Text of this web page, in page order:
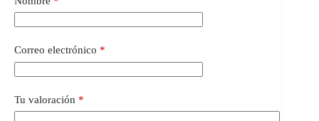
Correo electrónico *
Tu valoración *